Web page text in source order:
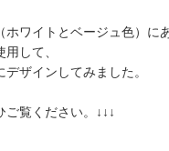
ホワイトとベージュ色）に
して、
ザインしてみました。
ご覧ください。↓↓↓